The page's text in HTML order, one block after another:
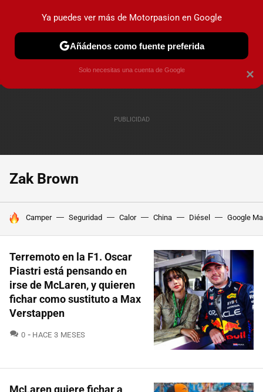
PRUEBAS COCHES ELÉCTRICOS OBSERVATORIO
Zak Brown
HOY SE HABLA DE
Camper Seguridad Calor China Diésel Google
Terremoto en la F1. Oscar
Piastri está pensando en
irse de McLaren, y quieren
fichar como sustituto a Max
Verstappen
0 COMENTARIOS
HACE 3 MESES
McLaren quiere fichar a
×
Ya puedes ver más de Motorpasion en Google
Añádenos como fuente preferida
Solo necesitas una cuenta de Google